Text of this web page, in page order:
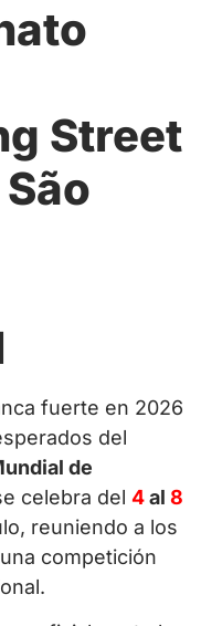
Street
fuerte en 2026
del
de
celebra del 4al 8
, reuniendo a los
competición